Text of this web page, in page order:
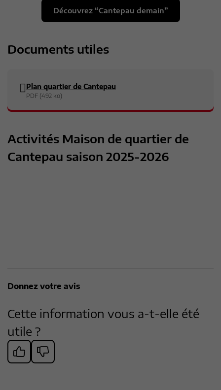
Découvrez “Cantepau demain”
Documents utiles
Plan quartier de Cantepau
PDF (492 ko)
Activités Maison de quartier de
Cantepau saison 2025-2026
Donnez votre avis
Cette information vous a-t-elle été
utile ?